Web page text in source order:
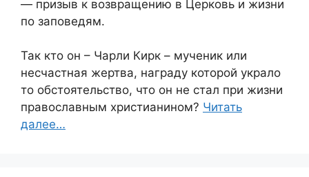
— призыв к возвращению в Церковь и жизни
по заповедям.
Так кто он – Чарли Кирк – мученик или
несчастная жертва, награду которой украло
то обстоятельство, что он не стал при жизни
православным христианином? Читать
далее…